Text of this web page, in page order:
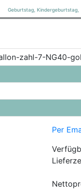
Geburtstag, Kindergeburtstag,
zahl-7-NG40-
Per